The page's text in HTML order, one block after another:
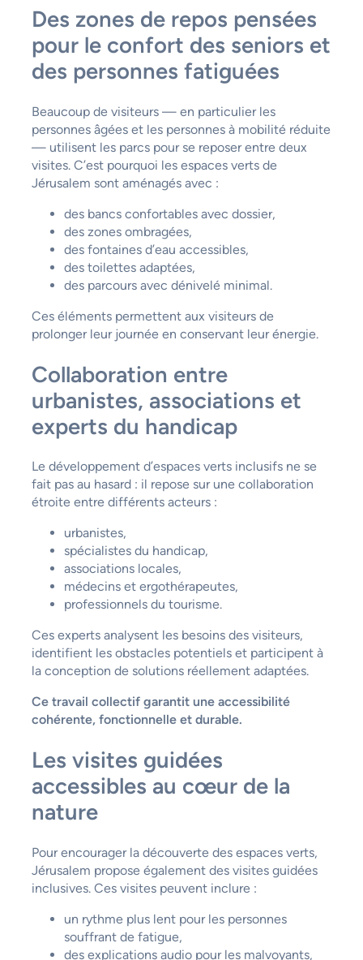
Des zones de repos pensées
pour le confort des seniors et
des personnes fatiguées
Beaucoup de visiteurs — en particulier les
personnes âgées et les personnes à mobilité réduite
— utilisent les parcs pour se reposer entre deux
visites. C’est pourquoi les espaces verts de
Jérusalem sont aménagés avec :
des bancs confortables avec dossier,
des zones ombragées,
des fontaines d’eau accessibles,
des toilettes adaptées,
des parcours avec dénivelé minimal.
Ces éléments permettent aux visiteurs de
prolonger leur journée en conservant leur énergie.
Collaboration entre
urbanistes, associations et
experts du handicap
Le développement d’espaces verts inclusifs ne se
fait pas au hasard : il repose sur une collaboration
étroite entre différents acteurs :
urbanistes,
spécialistes du handicap,
associations locales,
médecins et ergothérapeutes,
professionnels du tourisme.
Ces experts analysent les besoins des visiteurs,
identifient les obstacles potentiels et participent à
la conception de solutions réellement adaptées.
Ce travail collectif garantit une accessibilité
cohérente, fonctionnelle et durable.
Les visites guidées
accessibles au cœur de la
nature
Pour encourager la découverte des espaces verts,
Jérusalem propose également des visites guidées
inclusives. Ces visites peuvent inclure :
un rythme plus lent pour les personnes
souffrant de fatigue,
des explications audio pour les malvoyants,